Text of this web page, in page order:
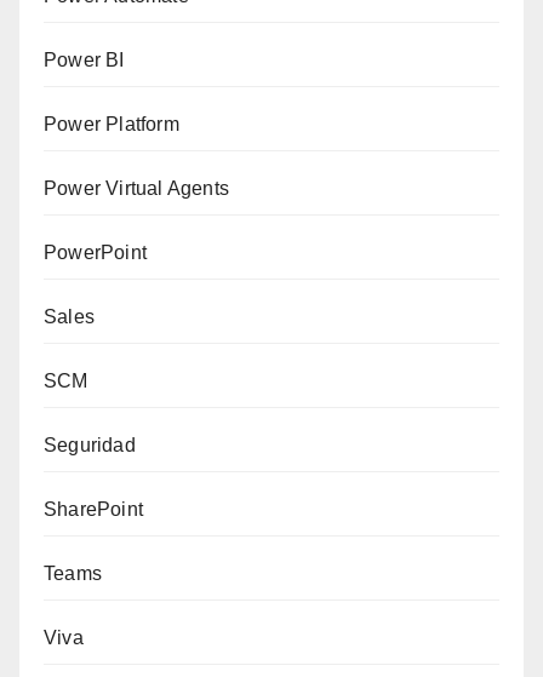
Power BI
Power Platform
Power Virtual Agents
PowerPoint
Sales
SCM
Seguridad
SharePoint
Teams
Viva